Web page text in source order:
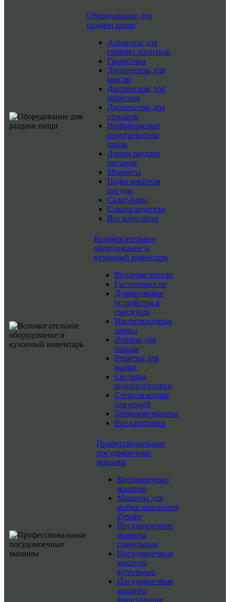
Оборудование для
раздачи пищи
Аппараты для
горячих напитков
Граниторы
Диспенсеры для
мюсли
Диспенсеры для
напитков
Диспенсеры для
стаканов
Инфракрасные
подогреватели
пищи
Линии раздачи
питания
Мармиты
Подогреватели
посуды
Салат-бары
Сокоохладители
Все категории
Вспомогательное
оборудование и
кухонный инвентарь
Водоумягчители
Гастроемкости
Душирующие
устройства и
смесители
Инсектицидные
лампы
Лопаты для
пиццы
Решетки для
жарки
Системы
водоподготовки
Стерилизаторы
для ножей
Термоконтейнеры
Все категории
Профессиональные
посудомоечные
машины
Котломоечные
машины
Машины для
мойки инвентаря
Zernike
Посудомоечные
машины
гранульные
Посудомоечные
машины
купольные
Посудомоечные
машины
фронтальные